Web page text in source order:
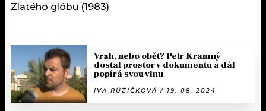
Zlatého glóbu (1983)
Vrah, nebo oběť? Petr Kramný
dostal prostor v dokumentu a dál
popírá svou vinu
IVA RŮŽIČKOVÁ / 19. 08. 2024